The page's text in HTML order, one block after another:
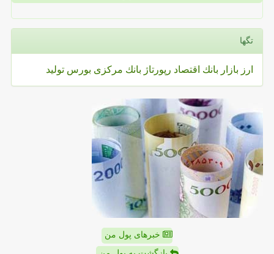
تگها
ارز بازار بانك اقتصاد رپورتاژ بانك مركزی بورس تولید
خبرهای پول من